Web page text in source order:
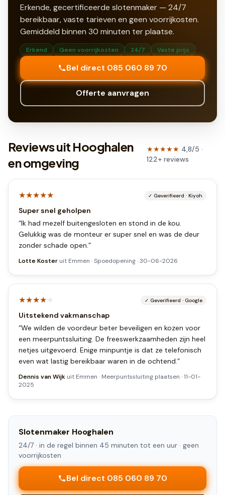
Erkende, gecertificeerde slotenmaker — 24/7
bereikbaar, vaste tarieven en geen voorrijkosten.
Gemiddeld binnen 30 minuten ter plaatse.
Erkend Geen voorrijkosten 24/7 Vaste prijs
Bel direct 085 060 89 70
Offerte aanvragen
Reviews uit Hooghalen
en omgeving
★★★★★ 4,8/5 ·
122+reviews
★★★★★ ✓ Geverifieerd · Kiyoh
Super snel geholpen
“Ik had mezelf buitengesloten en stond in de kou.
Gelukkig was de monteur er super snel en was de deur
zonder schade open.”
Lotte Koster uit Emmen ·Spoedopening·30-06-2026
★★★★★ ✓ Geverifieerd · Google
Uitstekend vakmanschap
“We wilden de voordeur beter beveiligen en kozen voor
een meerpuntssluiting. De freeswerkzaamheden zijn heel
netjes uitgevoerd. Enige minpuntje is dat ze telefonisch
even wat lastig bereikbaar waren in de ochtend.”
Dennis van Wijk uit Emmen · Meerpuntssluiting plaatsen ·11-01-
2025
Slotenmaker Hooghalen
24/7 · in de regel binnen 45 minuten tot een uur · geen
voorrijkosten
Bel direct 085 060 89 70